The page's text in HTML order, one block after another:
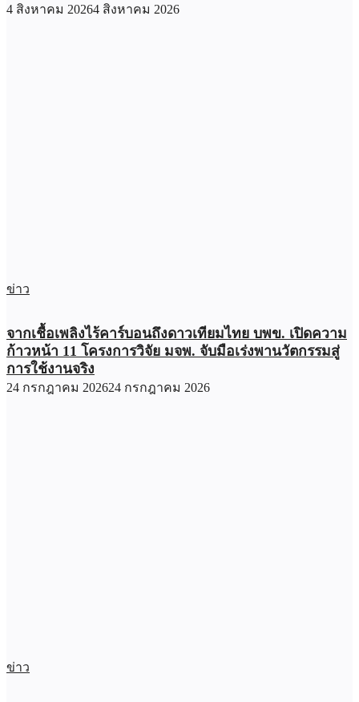
4 สิงหาคม 20264 สิงหาคม 2026
ข่าว
จากเชื้อเพลิงไร้คาร์บอนถึงดาวเทียมไทย บพข. เปิดความ
ก้าวหน้า 11 โครงการวิจัย มจพ. จับมือเร่งพานวัตกรรมสู่
การใช้งานจริง
24 กรกฎาคม 202624 กรกฎาคม 2026
ข่าว